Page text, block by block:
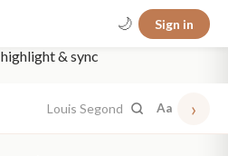
🌙 Sign in
& sync
Louis Segond Aa ›